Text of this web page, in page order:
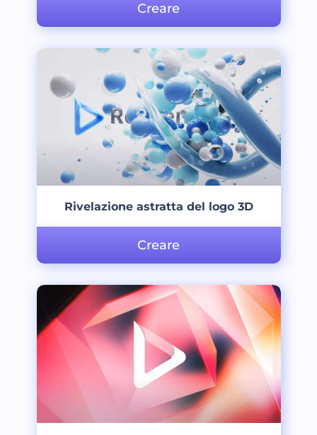
Creare
Rivelazione astratta del logo 3D
Creare